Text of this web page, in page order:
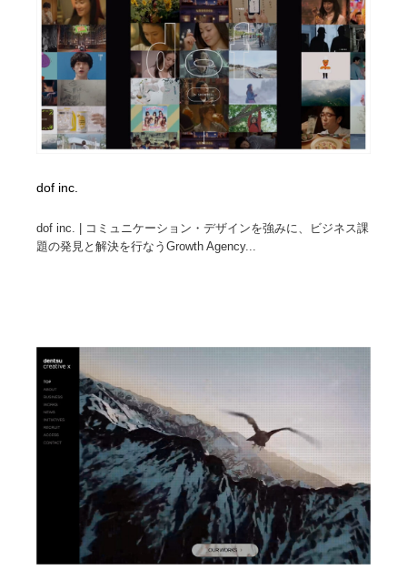
dof inc.
dof inc. | コミュニケーション・デザインを強みに、ビジネス課
題の発見と解決を行なうGrowth Agency...